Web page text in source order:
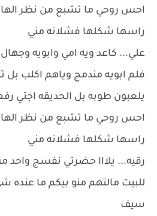
احس روحي ما تشبع من نظر الها
راسها شكلها فشلانه مني
علي... كاعد ويه امي وابويه
فلم ابويه مندمج وياهم اكلب
يلعبون طوبه بل الحديقه اجتي
احس روحي ما تشبع من نظر الها
راسها شكلها فشلانه مني
رقيه... يلااا حضرتي نفسج واحد
للبيت مالتهم منو بيكم ما
سيف